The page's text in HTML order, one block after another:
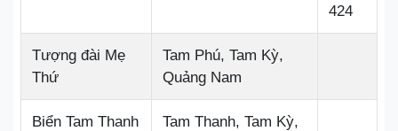
424
Tượng đài Mẹ
Thứ
Tam Phú, Tam Kỳ,
Quảng Nam
Biển Tam Thanh
Tam Thanh, Tam Kỳ,